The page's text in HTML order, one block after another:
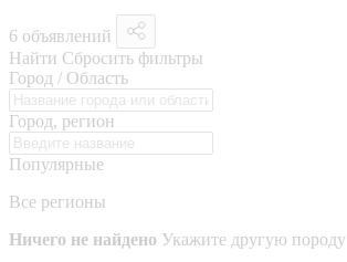
6 объявлений
Найти Сбросить фильтры
Город / Область
Город, регион
Популярные
Все регионы
Ничего не найдено Укажите другую породу